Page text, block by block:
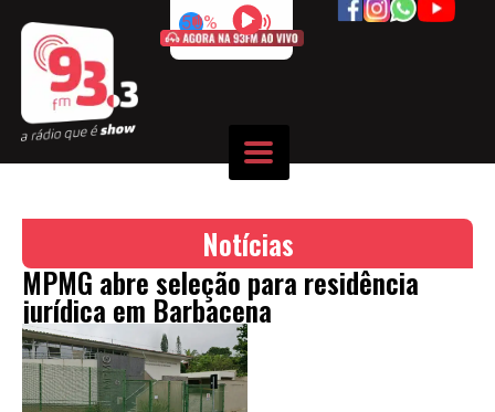
50%
Notícias
MPMG abre seleção para residência
jurídica em Barbacena